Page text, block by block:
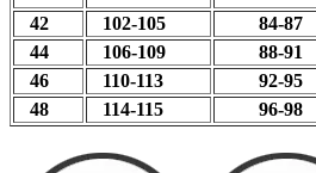
42 102-105 84-87
44
106-109 88-91
46
110-113 92-95
48
114-115 96-98